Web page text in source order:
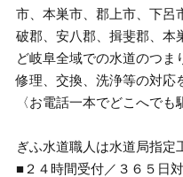
市、本巣市、郡上市、下呂
破郡、安八郡、揖斐郡、本
ど岐阜全域での水道のつま
修理、交換、洗浄等の対応
〈お電話一本でどこへでも
ぎふ水道職人は水道局指定
■２４時間受付／３６５日対